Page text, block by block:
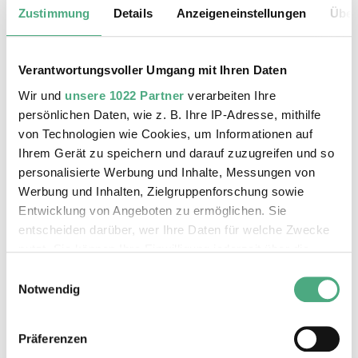
Zustimmung Details Anzeigeneinstellungen
Verantwortungsvoller Umgang mit Ihren Daten
Wir und unsere 1022 Partner verarbeiten Ihre
persönlichen Daten, wie z. B. Ihre IP-Adresse, mithilfe
von Technologien wie Cookies, um Informationen auf
Ihrem Gerät zu speichern und darauf zuzugreifen und so
personalisierte Werbung und Inhalte, Messungen von
Werbung und Inhalten, Zielgruppenforschung sowie
Entwicklung von Angeboten zu ermöglichen. Sie
entscheiden darüber, wer Ihre Daten für welche Zwecke
nutzt. Sie können Ihre Einwilligung jederzeit über die
Trigger Symbol ändern oder widerrufen
Informationen über Ihre geografische Lage erfassen,
Notwendig
Präferenzen
Erwachsene | Montag - Freitag
3 €
gesetzlichen Feiertagen 5 €
Kinder und Jugendliche bis einschl. 18
Jahre Teilnahme frei
gültig ab 1. Oktober 2024
Max. 30 Personen.
Auf dieser Seite werden nur die
durch das Weltkulturerbe Völklinger
angezeigt.